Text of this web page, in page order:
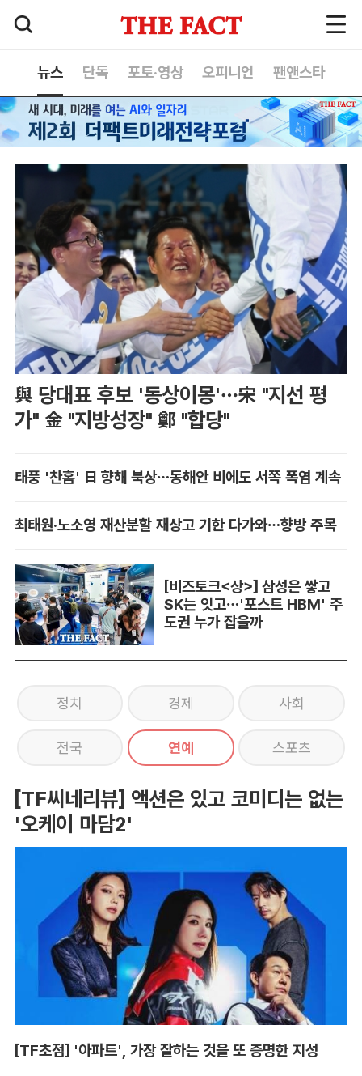
뉴스 단독 포토·영상 오피니언 팬앤스타
與 당대표 후보 '동상이몽'…宋 "지선 평
가" 金 "지방성장" 鄭 "합당"
태풍 '찬홈' 日 향해 북상…동해안 비에도 서쪽 폭염 계속
최태원·노소영 재산분할 재상고 기한 다가와…향방 주목
[비즈토크<상>] 삼성은 쌓고
SK는 잇고…'포스트 HBM' 주
도권 누가 잡을까
정치 경제 사회
전국 연예 스포츠
[TF씨네리뷰] 액션은 있고 코미디는 없는
'오케이 마담2'
[TF초점] '아파트', 가장 잘하는 것을 또 증명한 지성